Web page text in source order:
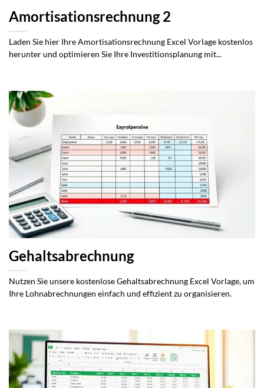
Amortisationsrechnung 2
Laden Sie hier Ihre Amortisationsrechnung Excel Vorlage kostenlos
herunter und optimieren Sie Ihre Investitionsplanung mit...
Gehaltsabrechnung
Nutzen Sie unsere kostenlose Gehaltsabrechnung Excel Vorlage, um
Ihre Lohnabrechnungen einfach und effizient zu organisieren.